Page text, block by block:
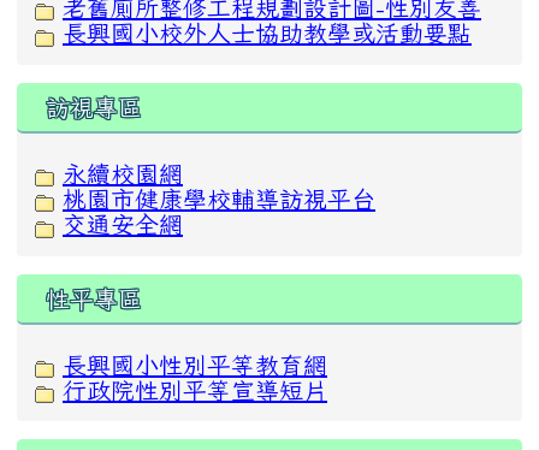
老舊廁所整修工程規劃設計圖-性別友善
長興國小校外人士協助教學或活動要點
訪視專區
永續校園網
桃園市健康學校輔導訪視平台
交通安全網
性平專區
長興國小性別平等教育網
行政院性別平等宣導短片